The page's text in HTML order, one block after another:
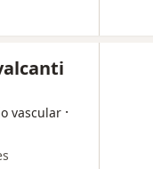
vascular ·